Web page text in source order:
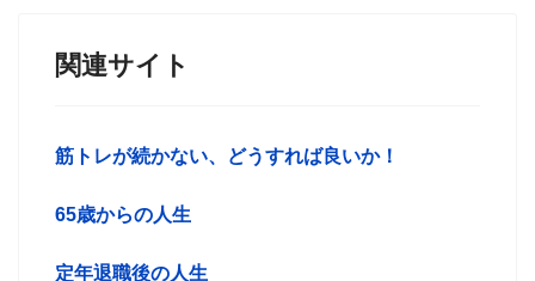
関連サイト
筋トレが続かない、どうすれば良いか！
65歳からの人生
定年退職後の人生